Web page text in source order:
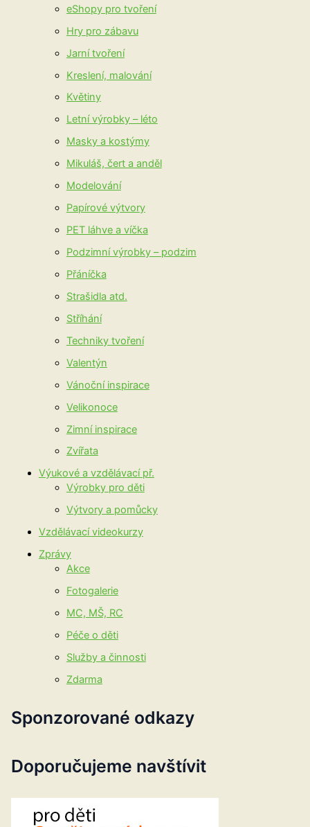
eShopy pro tvoření
Hry pro zábavu
Jarní tvoření
Kreslení, malování
Květiny
Letní výrobky – léto
Masky a kostýmy
Mikuláš, čert a anděl
Modelování
Papírové výtvory
PET láhve a víčka
Podzimní výrobky – podzim
Přáníčka
Strašidla atd.
Stříhání
Techniky tvoření
Valentýn
Vánoční inspirace
Velikonoce
Zimní inspirace
Zvířata
Výukové a vzdělávací př.
Výrobky pro děti
Výtvory a pomůcky
Vzdělávací videokurzy
Zprávy
Akce
Fotogalerie
MC, MŠ, RC
Péče o děti
Služby a činnosti
Zdarma
Sponzorované odkazy
Doporučujeme navštívit